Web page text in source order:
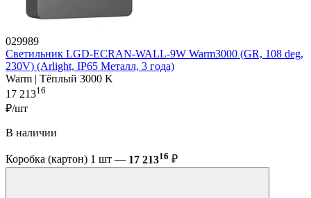
029989
Светильник LGD-ECRAN-WALL-9W Warm3000 (GR, 108 deg,
230V) (Arlight, IP65 Металл, 3 года)
Warm | Тёплый 3000 K
17 21316
₽/шт
В наличии
Коробка (картон) 1 шт — 17 21316 ₽